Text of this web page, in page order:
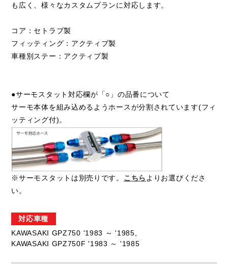
も広く、様々なカスタムプランに対応します。
コア：セトラブ製
フィッティング：アクティブ製
車種別ステー：アクティブ製
●サーモスタット対応欄が「○」の品番について
サーモ本体を組み込めるようホースが分割されています(フィ
ッティング付)。
※サーモスタットは別売りです。 こちらよりお選びくださ
い。
対応車種
KAWASAKI GPZ750 '1983 ～ '1985,
KAWASAKI GPZ750F '1983 ～ '1985